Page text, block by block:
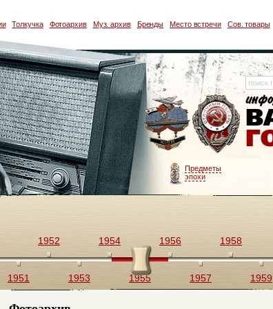
Толкучка Фотоархив Муз. архив Бренды Место встречи Сов. товары
Предметы
эпохи
1951
1952
1953
1954
1955
1956
1957
1958
1959